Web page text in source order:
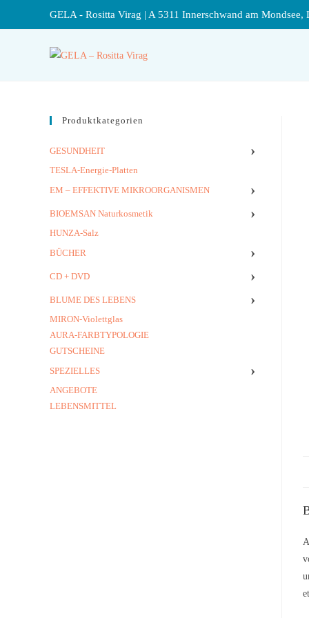
GELA - Rositta Virag | A 5311 Innerschwand am Mondsee,
Produktkategorien
GESUNDHEIT ›
TESLA-Energie-Platten
EM – EFFEKTIVE MIKROORGANISMEN
›
BIOEMSAN Naturkosmetik ›
HUNZA-Salz
BÜCHER
›
CD + DVD ›
BLUME DES LEBENS ›
MIRON-Violettglas
AURA-FARBTYPOLOGIE
GUTSCHEINE
SPEZIELLES
›
ANGEBOTE
LEBENSMITTEL